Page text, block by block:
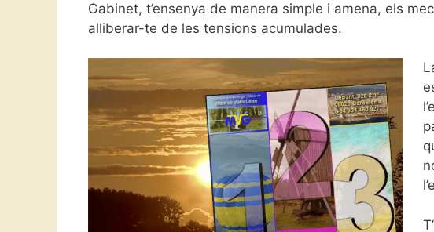
Gabinet, t’ensenya de manera simple i amena, els
alliberar-te de les tensions acumulades.